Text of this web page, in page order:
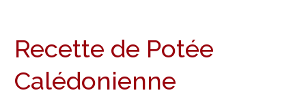
Recette de Potée
Calédonienne
Potée
Calédonienne